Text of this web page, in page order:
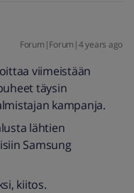
Forum|Forum|4 years ago
viimeistään
täysin
kampanja.
lähtien
Samsung
kiitos.